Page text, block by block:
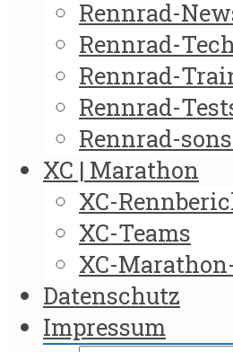
Rennrad-
Rennrad-
Rennrad-
Rennrad-
Rennrad-
XC | Marathon
XC-
XC-Teams
XC-
Datenschutz
Impressum